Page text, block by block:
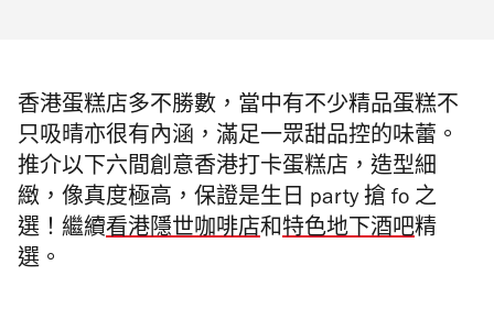
香港蛋糕店多不勝數，當中有不少精品蛋糕不
只吸晴亦很有內涵，滿足一眾甜品控的味蕾。
推介以下六間創意香港打卡蛋糕店，造型細
緻，像真度極高，保證是生日 party 搶 fo 之
選！ 繼續看港隱世咖啡店和特色地下酒吧精
選。